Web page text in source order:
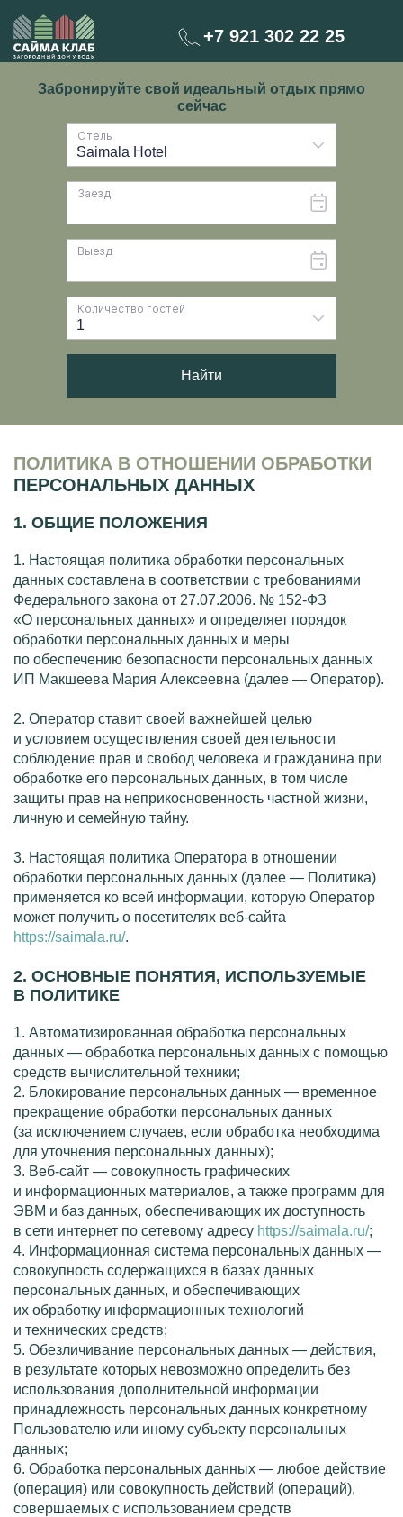
+7 921 302 22 25
Забронируйте свой идеальный отдых прямо
сейчас
ПОЛИТИКА В ОТНОШЕНИИ ОБРАБОТКИ
ПЕРСОНАЛЬНЫХ ДАННЫХ
1. ОБЩИЕ ПОЛОЖЕНИЯ
1. Настоящая политика обработки персональных
данных составлена в соответствии с требованиями
Федерального закона от 27.07.2006. № 152-ФЗ
«О персональных данных» и определяет порядок
обработки персональных данных и меры
по обеспечению безопасности персональных данных
ИП Макшеева Мария Алексеевна (далее — Оператор).
2. Оператор ставит своей важнейшей целью
и условием осуществления своей деятельности
соблюдение прав и свобод человека и гражданина при
обработке его персональных данных, в том числе
защиты прав на неприкосновенность частной жизни,
личную и семейную тайну.
3. Настоящая политика Оператора в отношении
обработки персональных данных (далее — Политика)
применяется ко всей информации, которую Оператор
может получить о посетителях веб-сайта
https://saimala.ru/.
2. ОСНОВНЫЕ ПОНЯТИЯ, ИСПОЛЬЗУЕМЫЕ
В ПОЛИТИКЕ
1. Автоматизированная обработка персональных
данных — обработка персональных данных с помощью
средств вычислительной техники;
2. Блокирование персональных данных — временное
прекращение обработки персональных данных
(за исключением случаев, если обработка необходима
для уточнения персональных данных);
3. Веб-сайт — совокупность графических
и информационных материалов, а также программ для
ЭВМ и баз данных, обеспечивающих их доступность
в сети интернет по сетевому адресу https://saimala.ru/;
4. Информационная система персональных данных —
совокупность содержащихся в базах данных
персональных данных, и обеспечивающих
их обработку информационных технологий
и технических средств;
5. Обезличивание персональных данных — действия,
в результате которых невозможно определить без
использования дополнительной информации
принадлежность персональных данных конкретному
Пользователю или иному субъекту персональных
данных;
6. Обработка персональных данных — любое действие
(операция) или совокупность действий (операций),
совершаемых с использованием средств